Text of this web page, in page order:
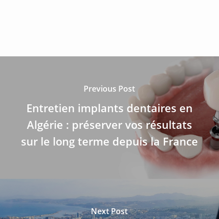
Previous Post
Entretien implants dentaires en
Algérie : préserver vos résultats
sur le long terme depuis la France
Next Post